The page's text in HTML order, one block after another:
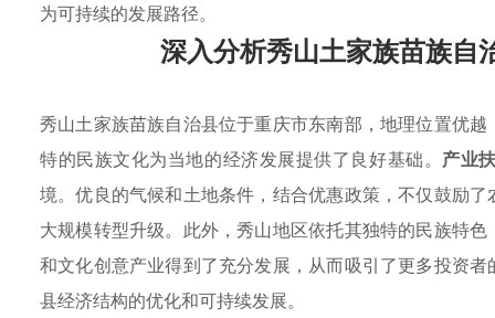
为可持续的发展路径。
深入分析秀山土家族苗族自
秀山土家族苗族自治县位于重庆市东南部，地理位置优
特的民族文化为当地的经济发展提供了良好基础。 产业
境。优良的气候和土地条件，结合优惠政策，不仅鼓励
大规模转型升级。此外，秀山地区依托其独特的民族特色
和文化创意产业得到了充分发展，从而吸引了更多投资
县经济结构的优化和可持续发展。